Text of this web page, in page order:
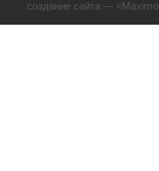
создание сайта —